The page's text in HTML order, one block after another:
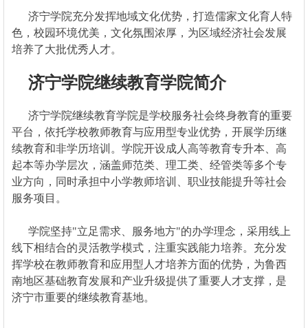
济宁学院充分发挥地域文化优势，打造儒家文化育人特
色，校园环境优美，文化氛围浓厚，为区域经济社会发展
培养了大批优秀人才。
济宁学院继续教育学院简介
济宁学院继续教育学院是学校服务社会终身教育的重要
平台，依托学校教师教育与应用型专业优势，开展学历继
续教育和非学历培训。学院开设成人高等教育专升本、高
起本等办学层次，涵盖师范类、理工类、经管类等多个专
业方向，同时承担中小学教师培训、职业技能提升等社会
服务项目。
学院坚持"立足需求、服务地方"的办学理念，采用线上
线下相结合的灵活教学模式，注重实践能力培养。充分发
挥学校在教师教育和应用型人才培养方面的优势，为鲁西
南地区基础教育发展和产业升级提供了重要人才支撑，是
济宁市重要的继续教育基地。